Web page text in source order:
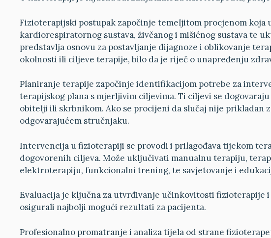
Fizioterapijski postupak započinje temeljitom procjenom koja
kardiorespiratornog sustava, živčanog i mišićnog sustava te
predstavlja osnovu za postavljanje dijagnoze i oblikovanje
okolnosti ili ciljeve terapije, bilo da je riječ o unapređenju
Planiranje terapije započinje identifikacijom potrebe za
terapijskog plana s mjerljivim ciljevima. Ti ciljevi se
obitelji ili skrbnikom. Ako se procijeni da slučaj nije prikladan
odgovarajućem stručnjaku.
Intervencija u fizioterapiji se provodi i prilagođava tijekom
dogovorenih ciljeva. Može uključivati manualnu terapiju,
elektroterapiju, funkcionalni trening, te savjetovanje i
Evaluacija je ključna za utvrđivanje učinkovitosti fizioterapije
osigurali najbolji mogući rezultati za pacijenta.
Profesionalno promatranje i analiza tijela od strane